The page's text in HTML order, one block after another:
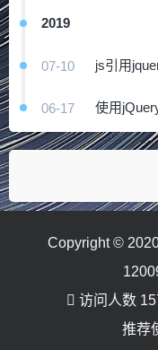
2019
07-10 js引用
06-17 使用
Copyright ©
访问人数
推荐